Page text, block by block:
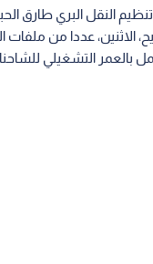
النقل البري طارق
الاثنين، عددا من ملفات
بالعمر التشغيلي